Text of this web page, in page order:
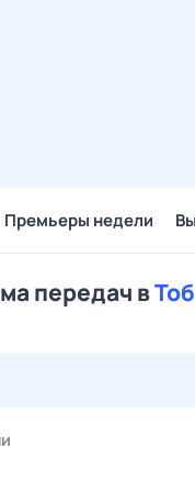
Премьеры недели
передач в